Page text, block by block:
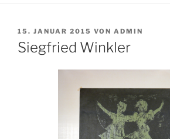
VERÖFFENTLICHT
AM
15. JANUAR 2015 VON ADMIN
Siegfried Winkler